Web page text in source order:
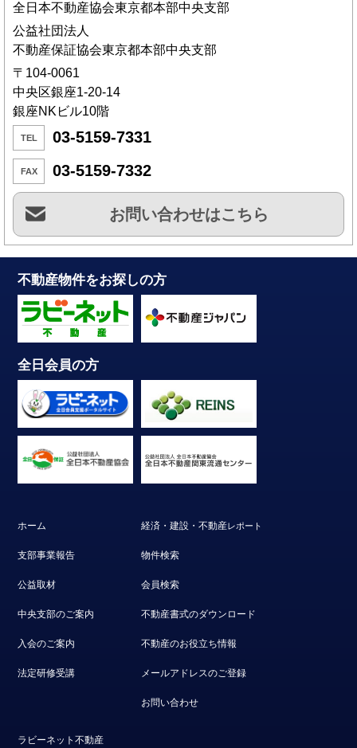
全日本不動産協会東京都本部中央支部
公益社団法人
不動産保証協会東京都本部中央支部
〒104-0061
中央区銀座1-20-14
銀座NKビル10階
TEL 03-5159-7331
FAX 03-5159-7332
お問い合わせはこちら
不動産物件をお探しの方
全日会員の方
ホーム
支部事業報告
公益取材
中央支部のご案内
入会のご案内
法定研修受講
経済・建設・不動産レポート
物件検索
会員検索
不動産書式のダウンロード
不動産のお役立ち情報
メールアドレスのご登録
お問い合わせ
ラビーネット不動産